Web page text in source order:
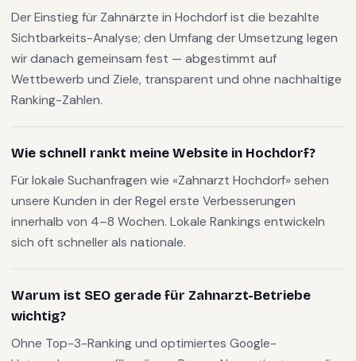
Der Einstieg für Zahnärzte in Hochdorf ist die bezahlte
Sichtbarkeits-Analyse; den Umfang der Umsetzung legen
wir danach gemeinsam fest — abgestimmt auf
Wettbewerb und Ziele, transparent und ohne nachhaltige
Ranking-Zahlen.
Wie schnell rankt meine Website in Hochdorf?
Für lokale Suchanfragen wie «Zahnarzt Hochdorf» sehen
unsere Kunden in der Regel erste Verbesserungen
innerhalb von 4–8 Wochen. Lokale Rankings entwickeln
sich oft schneller als nationale.
Warum ist SEO gerade für Zahnarzt-Betriebe
wichtig?
Ohne Top-3-Ranking und optimiertes Google-